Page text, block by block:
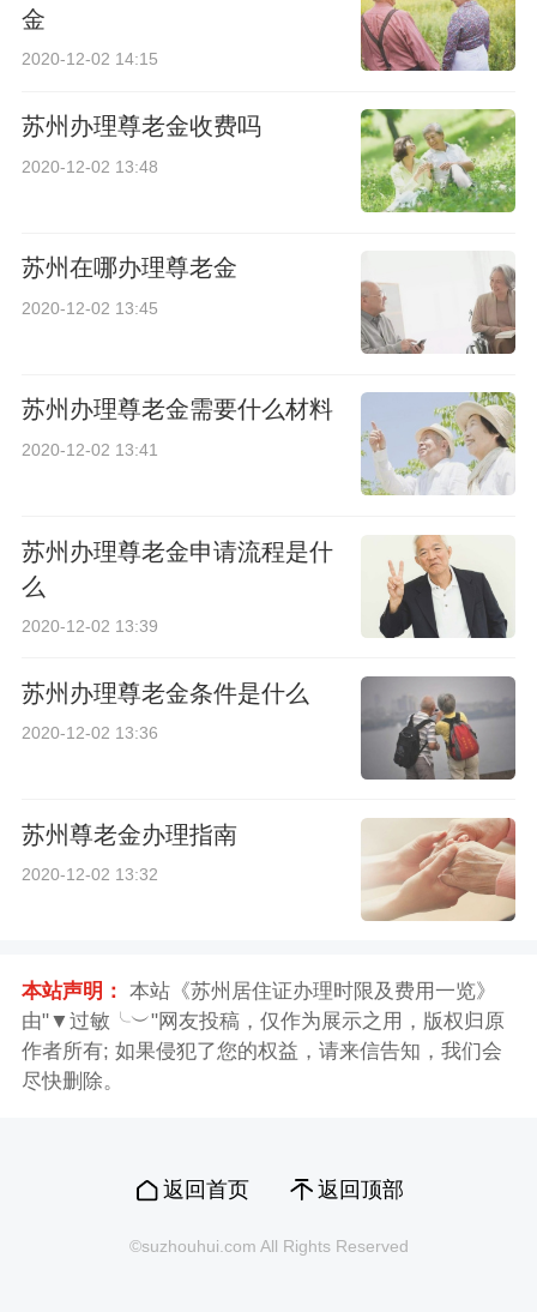
金
2020-12-02 14:15
苏州办理尊老金收费吗
2020-12-02 13:48
苏州在哪办理尊老金
2020-12-02 13:45
苏州办理尊老金需要什么材料
2020-12-02 13:41
苏州办理尊老金申请流程是什
么
2020-12-02 13:39
苏州办理尊老金条件是什么
2020-12-02 13:36
苏州尊老金办理指南
2020-12-02 13:32
本站声明： 本站《苏州居住证办理时限及费用一览》
由"▼过敏╰︶"网友投稿，仅作为展示之用，版权归原
作者所有; 如果侵犯了您的权益，请来信告知，我们会
尽快删除。
返回首页 返回顶部
©suzhouhui.com All Rights Reserved